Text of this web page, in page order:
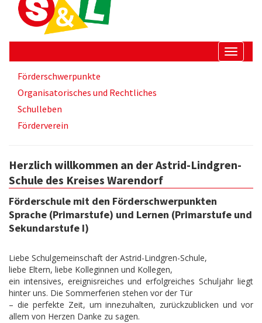
Springe
Springe
Springe
Startseite
aus
Untermenüpunkte
aktuellen
Bereich
Förderschwerpunkte
Organisatorisches und Rechtliches
Schulleben
Förderverein
Herzlich willkommen an der Astrid-Lindgren-
Schule des Kreises Warendorf
Förderschule mit den Förderschwerpunkten
Sprache (Primarstufe) und Lernen (Primarstufe und
Sekundarstufe I)
Liebe Schulgemeinschaft der Astrid-Lindgren-Schule,
liebe Eltern, liebe Kolleginnen und Kollegen,
ein intensives, ereignisreiches und erfolgreiches Schuljahr liegt
hinter uns. Die Sommerferien stehen vor der Tür
– die perfekte Zeit, um innezuhalten, zurückzublicken und vor
allem von Herzen Danke zu sagen.